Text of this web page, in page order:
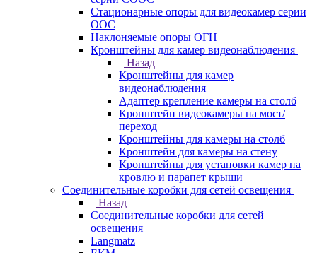
Стационарные опоры для видеокамер серии
ООС
Наклоняемые опоры ОГН
Кронштейны для камер видеонаблюдения
Назад
Кронштейны для камер
видеонаблюдения
Адаптер крепление камеры на столб
Кронштейн видеокамеры на мост/
переход
Кронштейны для камеры на столб
Кронштейн для камеры на стену
Кронштейны для установки камер на
кровлю и парапет крыши
Соединительные коробки для сетей освещения
Назад
Соединительные коробки для сетей
освещения
Langmatz